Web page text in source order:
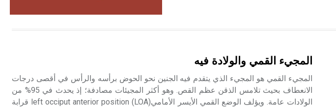
الإنكليزية أب
المجيء القمي والولادة فيه
المجيء القمي هو المجيء الذي يتقدم فيه الجنين نحو الحوض برأسه والرأس في أقصى درجات
الانعطاف بحيث تلامس الذقن عظم القص. وهو أكثر المجيئات مصادفة؛ إذ يحدث في 95% من
الولادات عامة. ويؤلف الوضع القمي الأيسر الأمامي(LOA) left occiput anterior position قرابة